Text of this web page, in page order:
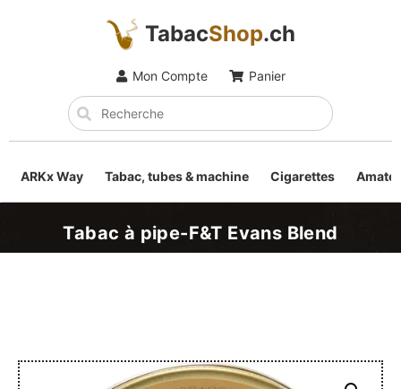
TabacShop.ch
Mon Compte Panier
ARKx Way Tabac, tubes & machine Cigarettes
Tabac à pipe-F&T Evans Blend